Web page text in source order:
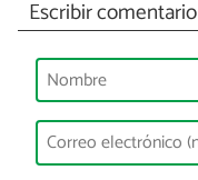
Escribir comentario